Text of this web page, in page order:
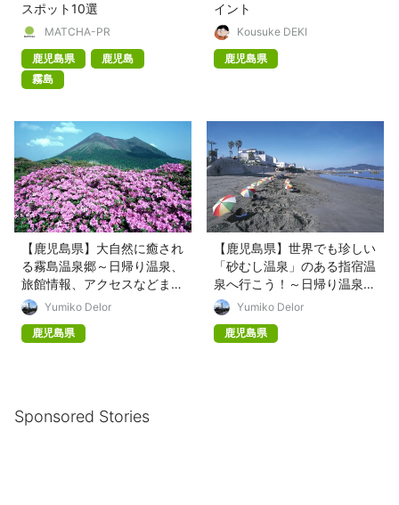
スポット10選
MATCHA-PR
鹿児島県
鹿児島
霧島
イント
Kousuke DEKI
鹿児島県
【鹿児島県】大自然に癒され
る霧島温泉郷～日帰り温泉、
旅館情報、アクセスなどまと
め〜Yumiko Delor
鹿児島県
【鹿児島県】世界でも珍しい
「砂むし温泉」のある指宿温
泉へ行こう！～日帰り温泉、
旅館情報、アクセスなど
Yumiko Delor
鹿児島県
Sponsored Stories